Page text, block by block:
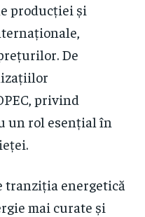
producției și
De
privind
un rol esențial în
tranziția energetică
mai curate și